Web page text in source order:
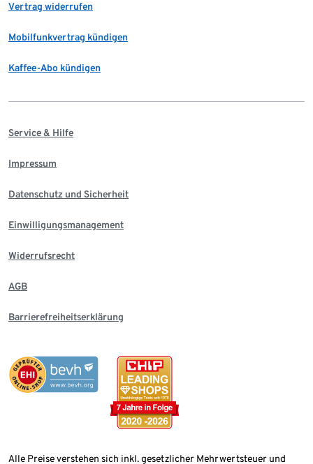
Vertrag widerrufen
Mobilfunkvertrag kündigen
Kaffee-Abo kündigen
Service & Hilfe
Impressum
Datenschutz und Sicherheit
Einwilligungsmanagement
Widerrufsrecht
AGB
Barrierefreiheitserklärung
Alle Preise verstehen sich inkl. gesetzlicher Mehrwertsteuer und